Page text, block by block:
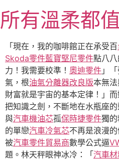
至
主
內
容
所有溫柔都
「現在，我的咖啡館正在承受百
Skoda零件藍寶堅尼零件點八
力！我需要校準！ 奧迪零件 」
氣，根油氣分離器改良版本無法
財富就是宇宙的基本定律！」
把知識之劍，不斷地在水瓶座
與汽車機油芯孤保時捷零件獨的
的單戀汽車冷氣芯不再是浪漫
被汽車零件貿易商數學公式逼
題。林天秤眼神冰冷：「 汽車